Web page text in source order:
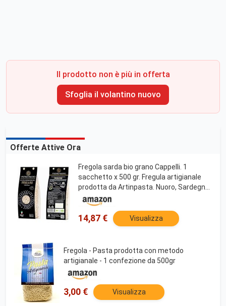
Il prodotto non è più in offerta
Sfoglia il volantino nuovo
Offerte Attive Ora
Fregola sarda bio grano Cappelli. 1
sacchetto x 500 gr. Fregula artigianale
prodotta da Artinpasta. Nuoro, Sardegna
(1)
14,87 € Visualizza
Fregola - Pasta prodotta con metodo
artigianale - 1 confezione da 500gr
3,00 € Visualizza